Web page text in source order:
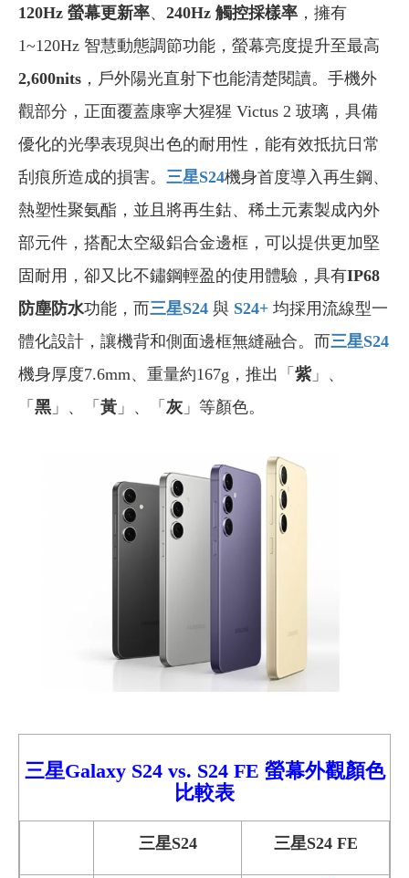
120Hz 螢幕更新率、 240Hz 觸控採樣率 ，擁有
1~120Hz 智慧動態調節功能，螢幕亮度提升至最高
2,600nits ，戶外陽光直射下也能清楚閱讀。手機外
觀部分，正面覆蓋康寧大猩猩 Victus 2 玻璃，具備
優化的光學表現與出色的耐用性，能有效抵抗日常
刮痕所造成的損害。 三星S24機身首度導入再生鋼、
熱塑性聚氨酯，並且將再生鈷、稀土元素製成內外
部元件，搭配太空級鋁合金邊框，可以提供更加堅
固耐用，卻又比不鏽鋼輕盈的使用體驗，具有IP68
防塵防水功能，而三星S24 與 S24+ 均採用流線型一
體化設計，讓機背和側面邊框無縫融合。而三星S24
機身厚度7.6mm、重量約167g，推出「 紫」、
「 黑 」、「 黃 」、「 灰 」等顏色。
三星Galaxy S24 vs. S24 FE 螢幕外觀顏色
比較表
三星S24 三星S24 FE